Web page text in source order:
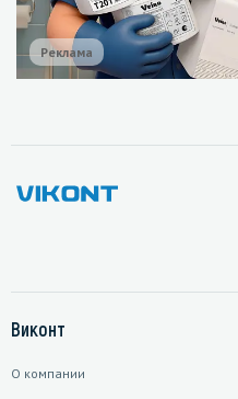
Реклама
Виконт
О компании